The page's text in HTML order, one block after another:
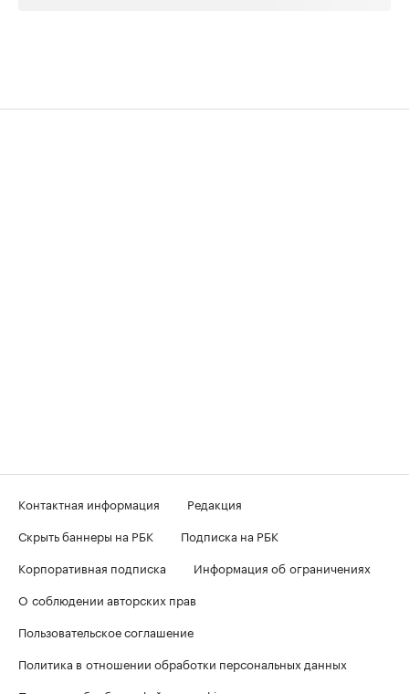
Контактная информация
Редакция
Скрыть баннеры на РБК
Подписка на РБК
Корпоративная подписка
Информация об ограничениях
О соблюдении авторских прав
Пользовательское соглашение
Политика в отношении обработки персональных данных